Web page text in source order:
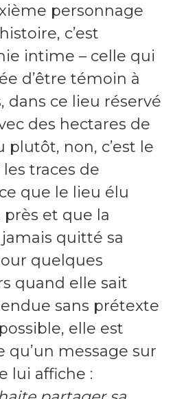
personnage
c’est
intime – celle qui
d’être témoin à
dans ce lieu réservé
des hectares de
plutôt, non, c’est le
les traces de
que le lieu élu
près et que la
jamais quitté sa
quelques
quand elle sait
sans prétexte
elle est
qu’un message sur
lui affiche :